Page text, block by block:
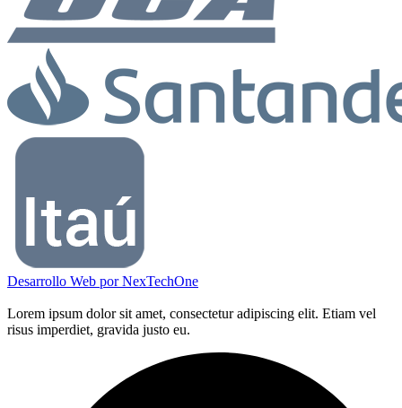
Desarrollo Web porNexTechOne
Lorem ipsum dolor sit amet, consectetur adipiscing elit. Etiam vel
risus imperdiet, gravida justo eu.